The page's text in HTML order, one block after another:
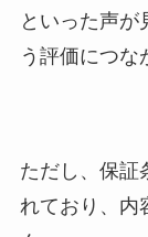
といった声が
う評価につな
ただし、保証
れており、内